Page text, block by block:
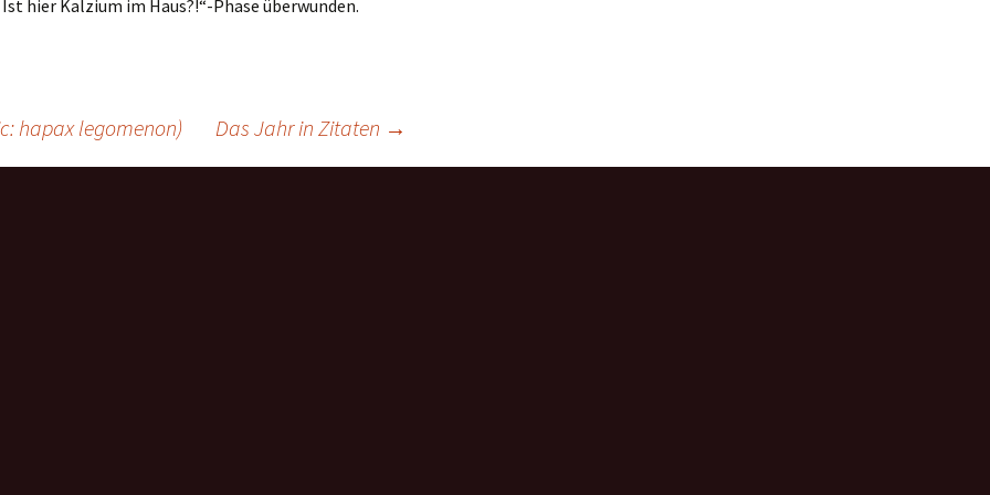
hier Kalzium im Haus?!“-Phase überwunden.
hapax legomenon) Das Jahr in Zitaten →